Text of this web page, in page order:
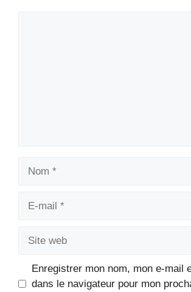
Enregistrer mon nom, mon e-mail
dans le navigateur pour mon